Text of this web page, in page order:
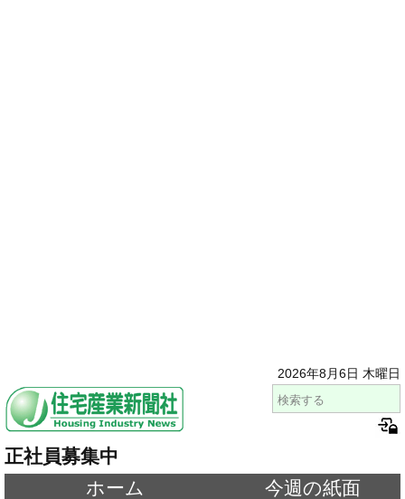
2026年8月6日 木曜日
正社員募集中
ホーム
今週の紙面